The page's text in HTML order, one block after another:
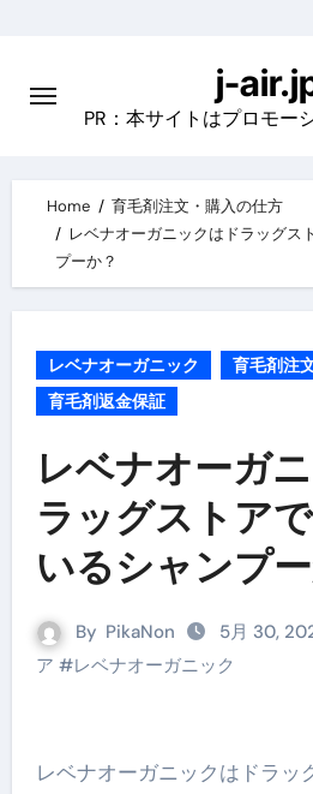
content
j-
PR：本サイトはプロモー
Home
育毛剤注文・購入の仕方
レベナオーガニックはドラッグス
プーか？
レベナオーガニック
育毛剤注
育毛剤返金保証
レベナオーガ
ラッグストア
いるシャンプ
By PikaNon 5月 30,
ア #レベナオーガニック
レベナオーガニックはドラッグストアで売られて